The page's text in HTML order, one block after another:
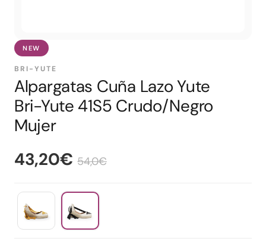
NEW
BRI-YUTE
Alpargatas Cuña Lazo Yute
Bri-Yute 41S5 Crudo/Negro
Mujer
43,20€ 54,0€